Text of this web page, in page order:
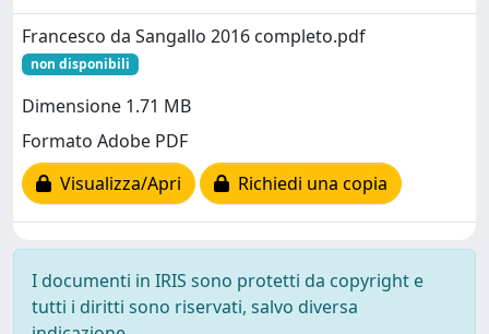
Francesco da Sangallo 2016 completo.pdf
non disponibili
Dimensione 1.71 MB
Formato Adobe PDF
Visualizza/Apri
Richiedi una copia
I documenti in IRIS sono protetti da copyright e
tutti i diritti sono riservati, salvo diversa